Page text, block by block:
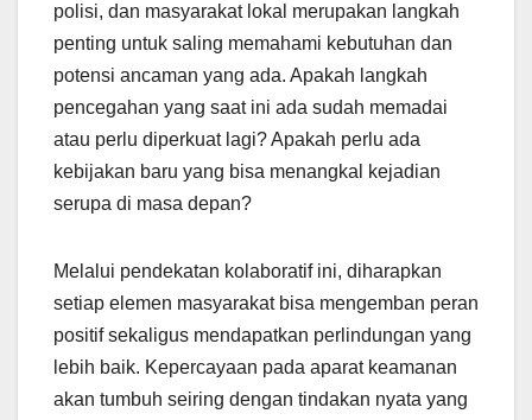
polisi, dan masyarakat lokal merupakan langkah
penting untuk saling memahami kebutuhan dan
potensi ancaman yang ada. Apakah langkah
pencegahan yang saat ini ada sudah memadai
atau perlu diperkuat lagi? Apakah perlu ada
kebijakan baru yang bisa menangkal kejadian
serupa di masa depan?
Melalui pendekatan kolaboratif ini, diharapkan
setiap elemen masyarakat bisa mengemban peran
positif sekaligus mendapatkan perlindungan yang
lebih baik. Kepercayaan pada aparat keamanan
akan tumbuh seiring dengan tindakan nyata yang